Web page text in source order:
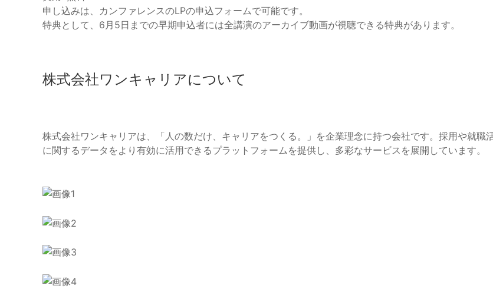
申し込みは、カンファレンスのLPの申込フォームで可能です。
特典として、6月5日までの早期申込者には全講演のアーカイブ動画が視聴できる特典があります。
株式会社ワンキャリアについて
株式会社ワンキャリアは、「人の数だけ、キャリアをつくる。」を企業理念に持つ会社です。採用や就職
に関するデータをより有効に活用できるプラットフォームを提供し、多彩なサービスを展開しています。